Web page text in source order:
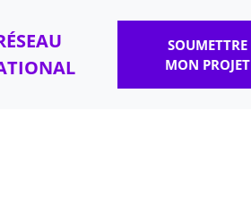
SOUMETTRE
MON PROJET